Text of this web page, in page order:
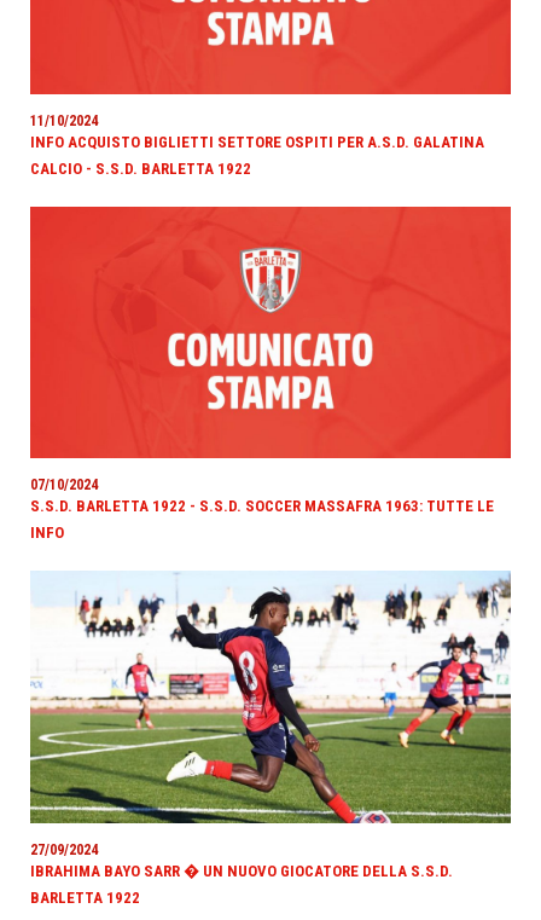
11/10/2024
INFO ACQUISTO BIGLIETTI SETTORE OSPITI PER A.S.D. GALATINA
CALCIO - S.S.D. BARLETTA 1922
07/10/2024
S.S.D. BARLETTA 1922 - S.S.D. SOCCER MASSAFRA 1963: TUTTE LE
INFO
27/09/2024
IBRAHIMA BAYO SARR � UN NUOVO GIOCATORE DELLA S.S.D.
BARLETTA 1922